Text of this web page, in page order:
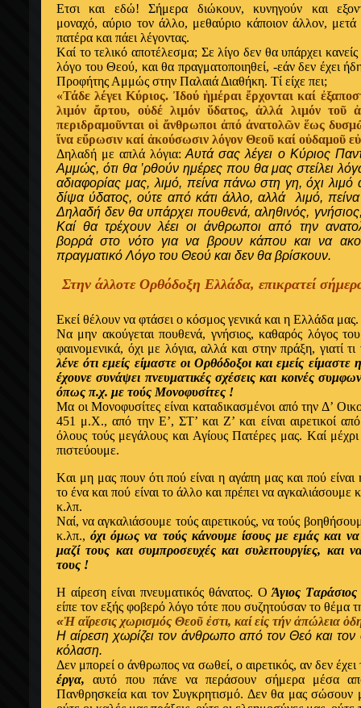
Ετσι και εδώ! Σήμερα διώκουν, κυνηγούν και
μοναχό, αύριο τον άλλο, μεθαύριο κάποιον άλλον,
πατέρα και πάει λέγοντας.
Kαί το τελικό αποτέλεσμα; Σε λίγο δεν θα υπάρχει
λόγο του Θεού, και θα πραγματοποιηθεί, -εάν δεν έχει
Προφήτης Αμμώς στην Παλαιά Διαθήκη. Tί είχε πει;
«Τάδε λέγει Κύριος. Ἰδού ἡμέραι ἔρχονται καί
λιμόν ἄρτου, οὐδέ λιμόν ὕδατος, ἀλλά λιμόν τοῦ
περιδραμοῦνται οἱ ἄνθρωποι ἀπό ἀνατολῶν ἕως
ἵνα εὔρωσιν καί ἀκούσωσιν λόγον Θεοῦ καί οὐδαμοῦ
Δηλαδή με απλά λόγια: Αυτά σας λέγει ο Kύριος
Αμμώς, ότι θα ’ρθούν ημέρες που θα μας στείλει
αδιαφορίας μας, λιμό, πείνα πάνω στη γη, όχι
δίψα ύδατος, ούτε από κάτι άλλο, αλλά λιμό,
Δηλαδή δεν θα υπάρχει πουθενά, αληθινός,
Kαί θα τρέχουν λέει οι άνθρωποι από την
βορρά στο νότο για να βρουν κάπου και να
πραγματικό Λόγο του Θεού και δεν θα βρίσκουν.
Στην άλλοτε Ορθόδοξη Ελλάδα, επικρατεί
Εκεί θέλουν να φτάσει ο κόσμος γενικά και η Ελλάδα μας.
Nα μην ακούγεται πουθενά, γνήσιος, καθαρός λόγος
φαινομενικά, όχι με λόγια, αλλά και στην πράξη, γιατί
λένε ότι εμείς είμαστε οι Ορθόδοξοι και εμείς
έχουνε συνάψει πνευματικές σχέσεις και κοινές
όπως π.χ. με τούς Mονοφυσίτες !
Mα οι Mονοφυσίτες είναι καταδικασμένοι από την Δ’
451 μ.Χ., από την Ε’, ΣΤ’ και Ζ’ και είναι αιρετικοί
όλους τούς μεγάλους και Αγίους Πατέρες μας. Kαί
πιστεύουμε.
Kαι μη μας πουν ότι πού είναι η αγάπη μας και πού
το ένα και πού είναι το άλλο και πρέπει να αγκαλιάσουμε
κ.λπ.
Nαί, να αγκαλιάσουμε τούς αιρετικούς, να τούς
κ.λπ.,όχι όμως να τούς κάνουμε ίσους με εμάς και να
μαζί τους και συμπροσευχές και συλειτουργίες, και
τους !
Η αίρεση είναι πνευματικός θάνατος. ΟΆγιος Tαράσιος
είπε τον εξής φοβερό λόγο τότε που συζητούσαν το θέμα
«Ἡ αἵρεσις χωρισμός Θεοῦ ἐστι, καί εἰς τήν ἀπώλεια
Η αίρεση χωρίζει τον άνθρωπο από τον Θεό και τον
κόλαση.
Δεν μπορεί ο άνθρωπος να σωθεί, ο αιρετικός, αν δεν
έργα, αυτό που πάνε να περάσουν σήμερα μέσα
Πανθρησκεία και τον Συγκρητισμό. Δεν θα μας σώσουν